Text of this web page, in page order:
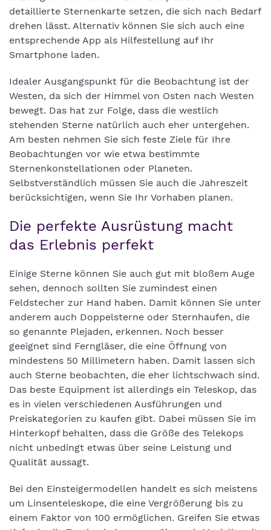
detaillierte Sternenkarte setzen, die sich nach Bedarf
drehen lässt. Alternativ können Sie sich auch eine
entsprechende App als Hilfestellung auf Ihr
Smartphone laden.
Idealer Ausgangspunkt für die Beobachtung ist der
Westen, da sich der Himmel von Osten nach Westen
bewegt. Das hat zur Folge, dass die westlich
stehenden Sterne natürlich auch eher untergehen.
Am besten nehmen Sie sich feste Ziele für Ihre
Beobachtungen vor wie etwa bestimmte
Sternenkonstellationen oder Planeten.
Selbstverständlich müssen Sie auch die Jahreszeit
berücksichtigen, wenn Sie Ihr Vorhaben planen.
Die perfekte Ausrüstung macht
das Erlebnis perfekt
Einige Sterne können Sie auch gut mit bloßem Auge
sehen, dennoch sollten Sie zumindest einen
Feldstecher zur Hand haben. Damit können Sie unter
anderem auch Doppelsterne oder Sternhaufen, die
so genannte Plejaden, erkennen. Noch besser
geeignet sind Ferngläser, die eine Öffnung von
mindestens 50 Millimetern haben. Damit lassen sich
auch Sterne beobachten, die eher lichtschwach sind.
Das beste Equipment ist allerdings ein Teleskop, das
es in vielen verschiedenen Ausführungen und
Preiskategorien zu kaufen gibt. Dabei müssen Sie im
Hinterkopf behalten, dass die Größe des Telekops
nicht unbedingt etwas über seine Leistung und
Qualität aussagt.
Bei den Einsteigermodellen handelt es sich meistens
um Linsenteleskope, die eine Vergrößerung bis zu
einem Faktor von 100 ermöglichen. Greifen Sie etwas